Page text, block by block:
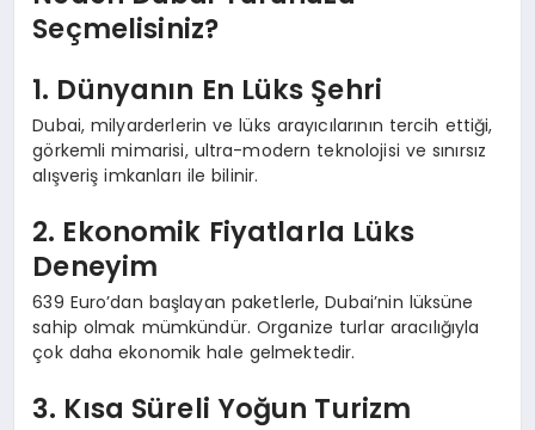
Seçmelisiniz?
1. Dünyanın En Lüks Şehri
Dubai, milyarderlerin ve lüks arayıcılarının tercih ettiği,
görkemli mimarisi, ultra-modern teknolojisi ve sınırsız
alışveriş imkanları ile bilinir.
2. Ekonomik Fiyatlarla Lüks
Deneyim
639 Euro’dan başlayan paketlerle, Dubai’nin lüksüne
sahip olmak mümkündür. Organize turlar aracılığıyla
çok daha ekonomik hale gelmektedir.
3. Kısa Süreli Yoğun Turizm